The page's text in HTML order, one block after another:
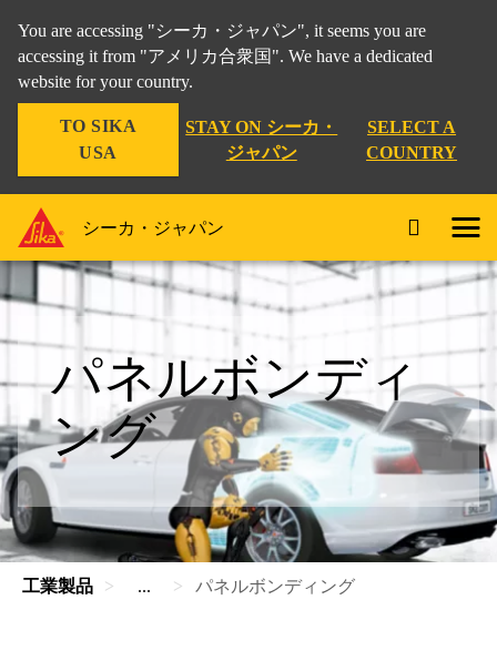
You are accessing "シーカ・ジャパン", it seems you are
accessing it from "アメリカ合衆国". We have a dedicated
website for your country.
TO SIKA
USA
STAY ON シーカ・
ジャパン
SELECT A
COUNTRY
シーカ・ジャパン
パネルボンディ
ング
工業製品 ... パネルボンディング